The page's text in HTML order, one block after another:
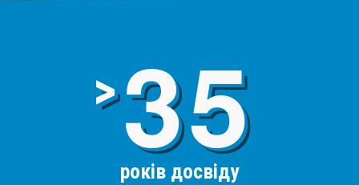
>3
років досвіду